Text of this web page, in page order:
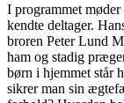
I programmet
kendte deltager.
broren Peter Lund
ham og stadig
børn i hjemmet står
sikrer man sin